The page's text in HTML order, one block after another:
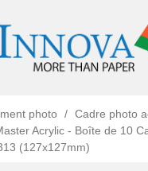
photo / Cadre photo
Acrylic - Boîte de 10
(127x127mm)